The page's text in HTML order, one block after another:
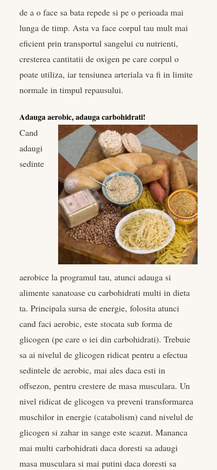
de a o face sa bata repede si pe o perioada mai
lunga de timp. Asta va face corpul tau mult mai
eficient prin transportul sangelui cu nutrienti,
cresterea cantitatii de oxigen pe care corpul o
poate utiliza, iar tensiunea arteriala va fi in limite
normale in timpul repausului.
Adauga aerobic, adauga carbohidrati!
Cand
adaugi
sedinte
aerobice la programul tau, atunci adauga si
alimente sanatoase cu carbohidrati multi in dieta
ta. Principala sursa de energie, folosita atunci
cand faci aerobic, este stocata sub forma de
glicogen (pe care o iei din carbohidrati). Trebuie
sa ai nivelul de glicogen ridicat pentru a efectua
sedintele de aerobic, mai ales daca esti in
offsezon, pentru crestere de masa musculara. Un
nivel ridicat de glicogen va preveni transformarea
muschilor in energie (catabolism) cand nivelul de
glicogen si zahar in sange este scazut. Mananca
mai multi carbohidrati daca doresti sa adaugi
masa musculara si mai putini daca doresti sa